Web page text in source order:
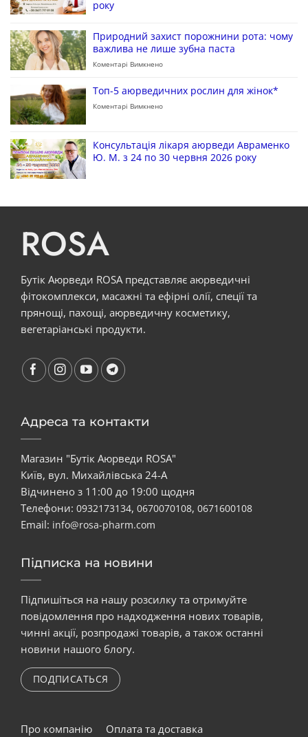
року
Природний захист порожнини рота: чому
важлива не лише зубна паста
Коментарі Вимкнено
Топ-5 аюрведичних рослин для жінок*
Коментарі Вимкнено
Консультація лікаря аюрведи Авраменко
Ю. М. з 24 по 30 червня 2026 року
ROSA
Бутік Аюрведи ROSA представляє аюрведичні
фітокомплекси, масажні та ефірні олії, спеції та
прянощі, пахощі, аюрведичну косметику,
вегетаріанські продукти.
Адреса та контакти
Магазин "Бутік Аюрведи ROSA"
Київ, вул. Михайлівська 24-А
Відчинено з 11:00 до 19:00 щодня
Телефони: 0932173134, 0670070108, 0671600108
Email: info@rosa-pharm.com
Підписка на новини
Підпишіться на нашу розсилку та отримуйте
повідомлення про надходження нових товарів,
чинні акції, розпродажі товарів, а також останні
новини нашого блогу.
ПОДПИСАТЬСЯ
Про компанію Оплата та доставка